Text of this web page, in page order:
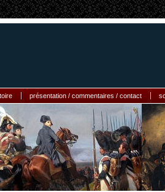
présentation / commentaires / contact